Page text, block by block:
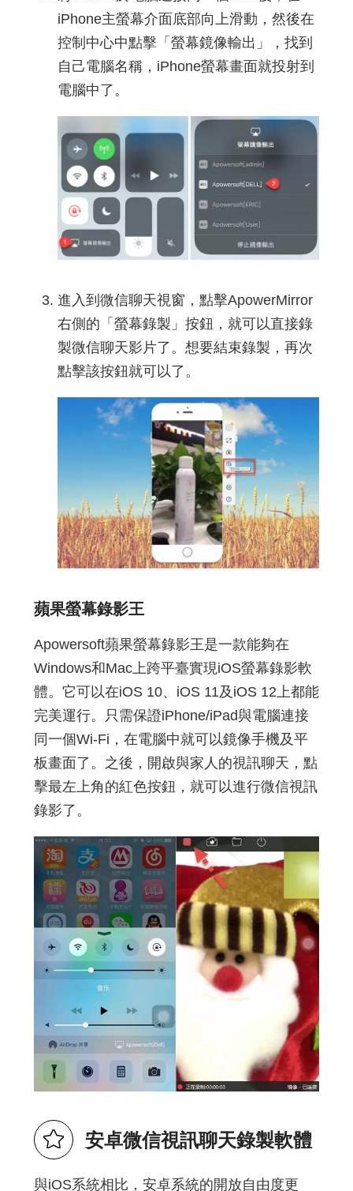
iPhone主螢幕介面底部向上滑動，然後在
控制中心中點擊「螢幕鏡像輸出」，找到
自己電腦名稱，iPhone螢幕畫面就投射到
電腦中了。
進入到微信聊天視窗，點擊ApowerMirror
右側的「螢幕錄製」按鈕，就可以直接錄
製微信聊天影片了。想要結束錄製，再次
點擊該按鈕就可以了。
蘋果螢幕錄影王
Apowersoft蘋果螢幕錄影王是一款能夠在
Windows和Mac上跨平臺實現iOS螢幕錄影軟
體。它可以在iOS 10、iOS 11及iOS 12上都能
完美運行。只需保證iPhone/iPad與電腦連接
同一個Wi-Fi，在電腦中就可以鏡像手機及平
板畫面了。之後，開啟與家人的視訊聊天，點
擊最左上角的紅色按鈕，就可以進行微信視訊
錄影了。
安卓微信視訊聊天錄製軟體
與iOS系統相比，安卓系統的開放自由度更